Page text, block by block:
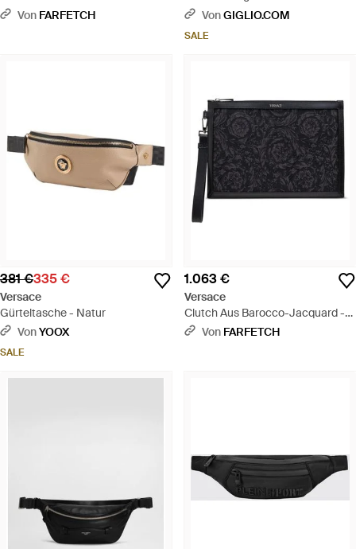
Von FARFETCH
Nappaleder Mit Medusa-Logo
VonGIGLIO.COM
SALE
381 €335 €
Versace
Gürteltasche - Natur
VonYOOX
SALE
1.063 €
Versace
Clutch Aus Barocco-Jacquard -
Schwarz
Von FARFETCH